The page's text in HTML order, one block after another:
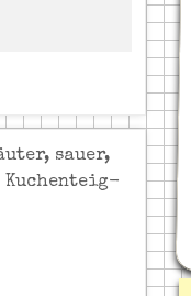
sauer,
Kuchenteig-